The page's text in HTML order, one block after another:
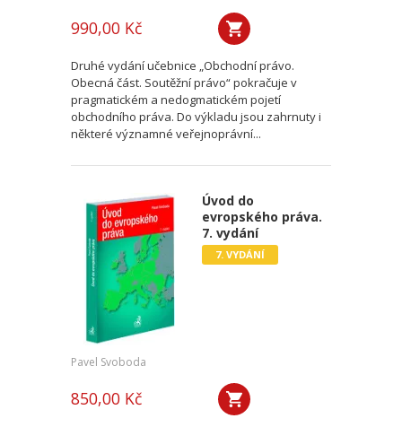
990,00 Kč
Druhé vydání učebnice „Obchodní právo.
Obecná část. Soutěžní právo“ pokračuje v
pragmatickém a nedogmatickém pojetí
obchodního práva. Do výkladu jsou zahrnuty i
některé významné veřejnoprávní...
Úvod do
evropského práva.
7. vydání
7. VYDÁNÍ
Pavel Svoboda
850,00 Kč